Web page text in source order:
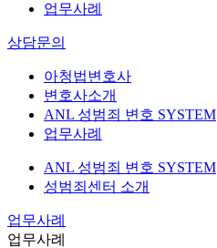
업무사례
상담문의
아청법변호사
변호사소개
ANL 성범죄 변호 SYSTEM
업무사례
ANL 성범죄 변호 SYSTEM
성범죄센터 소개
업무사례
업무사례